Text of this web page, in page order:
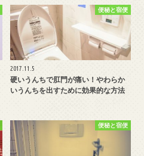
便秘と宿便
2017.11.5
硬いうんちで肛門が痛い！やわらか
いうんちを出すために効果的な方法
便秘と宿便